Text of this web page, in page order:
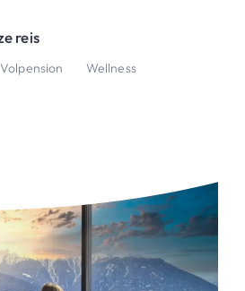
reis
Volpension Wellness